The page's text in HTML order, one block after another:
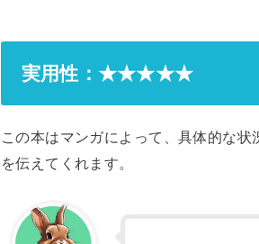
実用性：★★★★★
この本はマンガによって、具体的な
を伝えてくれます。